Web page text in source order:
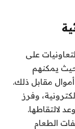
على
يمكنهم
مقابل ذلك.
وفرز
لالتقاطها.
الطعام